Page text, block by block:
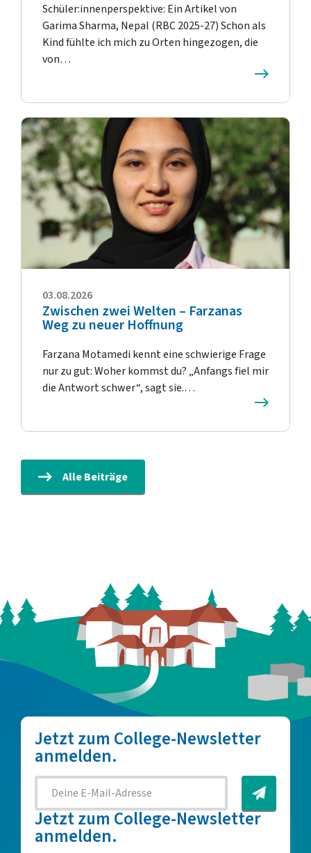
Schüler:innenperspektive: Ein Artikel von
Garima Sharma, Nepal (RBC 2025-27) Schon als
Kind fühlte ich mich zu Orten hingezogen, die
von…
03.08.2026
Zwischen zwei Welten – Farzanas
Weg zu neuer Hoffnung
Farzana Motamedi kennt eine schwierige Frage
nur zu gut: Woher kommst du? „Anfangs fiel mir
die Antwort schwer“, sagt sie.…
Alle Beiträge
Jetzt zum College-Newsletter
anmelden.
Jetzt zum College-Newsletter
anmelden.